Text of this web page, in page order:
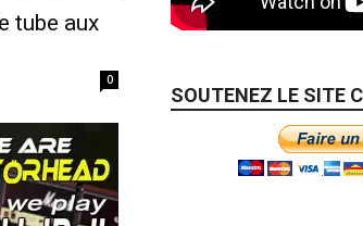
tube aux
0
SOUTENEZ LE SITE